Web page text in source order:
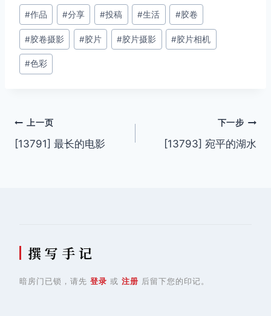
文
章
标
签：
#作品 #分享 #投稿 #生活 #胶卷
#胶卷摄影 #胶片 #胶片摄影 #胶片相机
#色彩
文
章
上一页
[13791] 最长的电影
下一步
[13793] 宛平的湖水
撰 写 手 记
暗房门已锁，请先 登录 或 注册 后留下您的印记。